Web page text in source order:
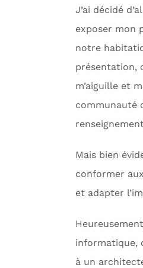
J’ai décidé
exposer mon
notre
présentation,
m’aiguille et
communauté
Mais bien
conformer
et adapter
informatique,
à un